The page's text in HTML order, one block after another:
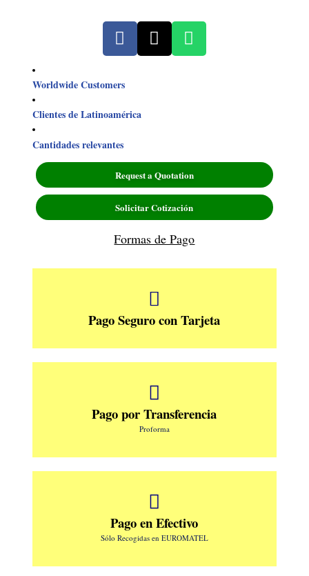
Worldwide Customers
Clientes de Latinoamérica
Cantidades relevantes
Request a Quotation
Solicitar Cotización
Formas de Pago
Pago Seguro con Tarjeta
Pago por Transferencia
Proforma
Pago en Efectivo
Sólo Recogidas en EUROMATEL